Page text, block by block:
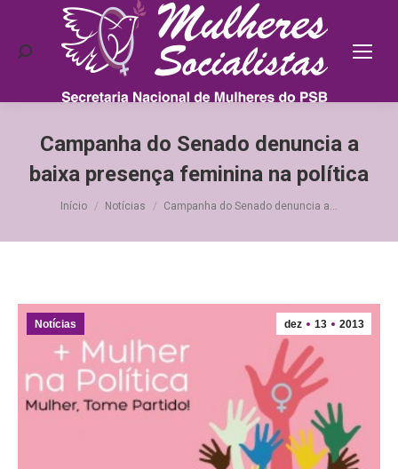
Search:
Campanha do Senado denuncia a
baixa presença feminina na política
Você está aqui:
Início Notícias Campanha do Senado denuncia a…
dez 13 2013
Notícias